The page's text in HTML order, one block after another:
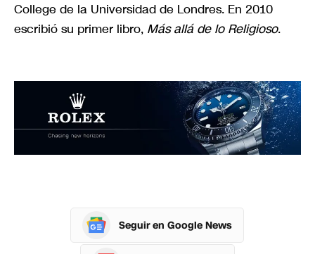
College de la Universidad de Londres. En 2010
escribió su primer libro, Más allá de lo Religioso.
Seguir en Google News